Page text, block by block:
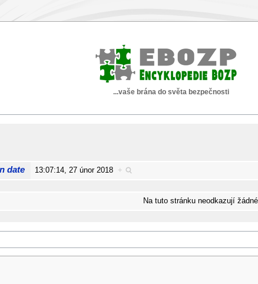
...vaše brána do světa bezpečnosti
date 13:07:14, 27 únor 2018 +
Na tuto stránku neodkazují